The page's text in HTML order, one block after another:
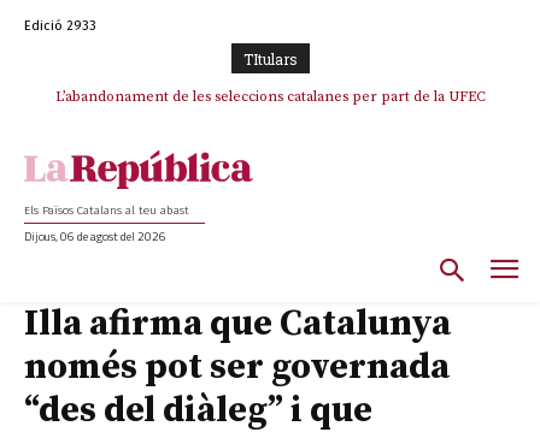
Edició 2933
TItulars
L’abandonament de les seleccions catalanes per part de la UFEC
Els Països Catalans al teu abast
Dijous, 06 de agost del 2026
Illa afirma que Catalunya
només pot ser governada
“des del diàleg” i que